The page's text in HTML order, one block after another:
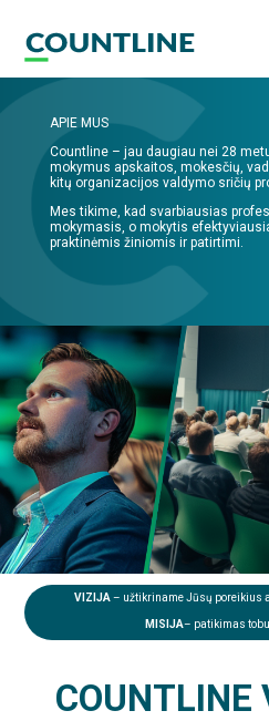
APIE MUS
Countline – jau daugiau nei 28
mokymus apskaitos, mokesčių,
kitų organizacijos valdymo sričių
Mes tikime, kad svarbiausias
mokymasis, o mokytis
praktinėmis žiniomis ir patirtimi.
VIZIJA– užtikriname Jūsų poreikius
MISIJA– patikimas
COUNTLINE